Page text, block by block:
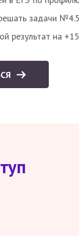
задачи
результат на